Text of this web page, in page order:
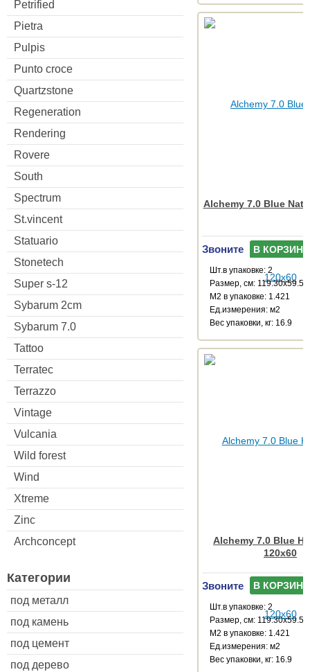
Petrified
Pietra
Pulpis
Punto croce
Quartzstone
Regeneration
Rendering
Rovere
South
Spectrum
St.vincent
Statuario
Stonetech
Super s-12
Sybarum 2cm
Sybarum 7.0
Tattoo
Terratec
Terrazzo
Vintage
Vulcania
Wild forest
Wind
Xtreme
Zinc
Archconcept
Категории
под металл
под камень
под цемент
под дерево
Alchemy 7.0 Blue
Звоните В КОРЗИНУ
Шт.в упаковке: 2
Размер, см: 119.30x59.55
М2 в упаковке: 1.421
Ед.измерения: м2
Веc упаковки, кг: 16.9
Alchemy 7.0 Blue
120x60
Звоните В КОРЗИНУ
Шт.в упаковке: 2
Размер, см: 119.30x59.55
М2 в упаковке: 1.421
Ед.измерения: м2
Веc упаковки, кг: 16.9